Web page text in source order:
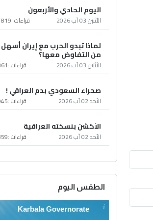
اليوم الحادي والأربعون
الأثنين 03 آب 2026 قراءات :
لماذا تبدو الحرب مع إيران أسهل
من التفاوض معها؟
الأثنين 03 آب 2026 قراءات :
صحراء السعودي بدم العراقي !
الأحد 02 آب 2026 قراءات :
الأكشن بنسخته العراقية
الأحد 02 آب 2026 قراءات :
الطقس اليوم
Karbala Governorate